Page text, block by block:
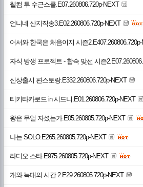
웰컴 투 수근스쿨.E07.260806.720p-NEXT
언니네 산지직송3.E02.260806.720p-NEXT
어서와 한국은 처음이지 시즌
자식 방생 프로젝트 - 합숙 맞선 시즌
신상출시 편스토랑.E332.260806.720p-NEXT
티키타카로드 in 시드니.E01.260806.720p-NEXT
왕은 무얼 자셨는가.E05.260805.720p-NEXT
나는 SOLO.E265.260805.720p-NEXT
라디오 스타.E975.260805.720p-NEXT
개와 늑대의 시간 2.E29.260805.720p-NEXT